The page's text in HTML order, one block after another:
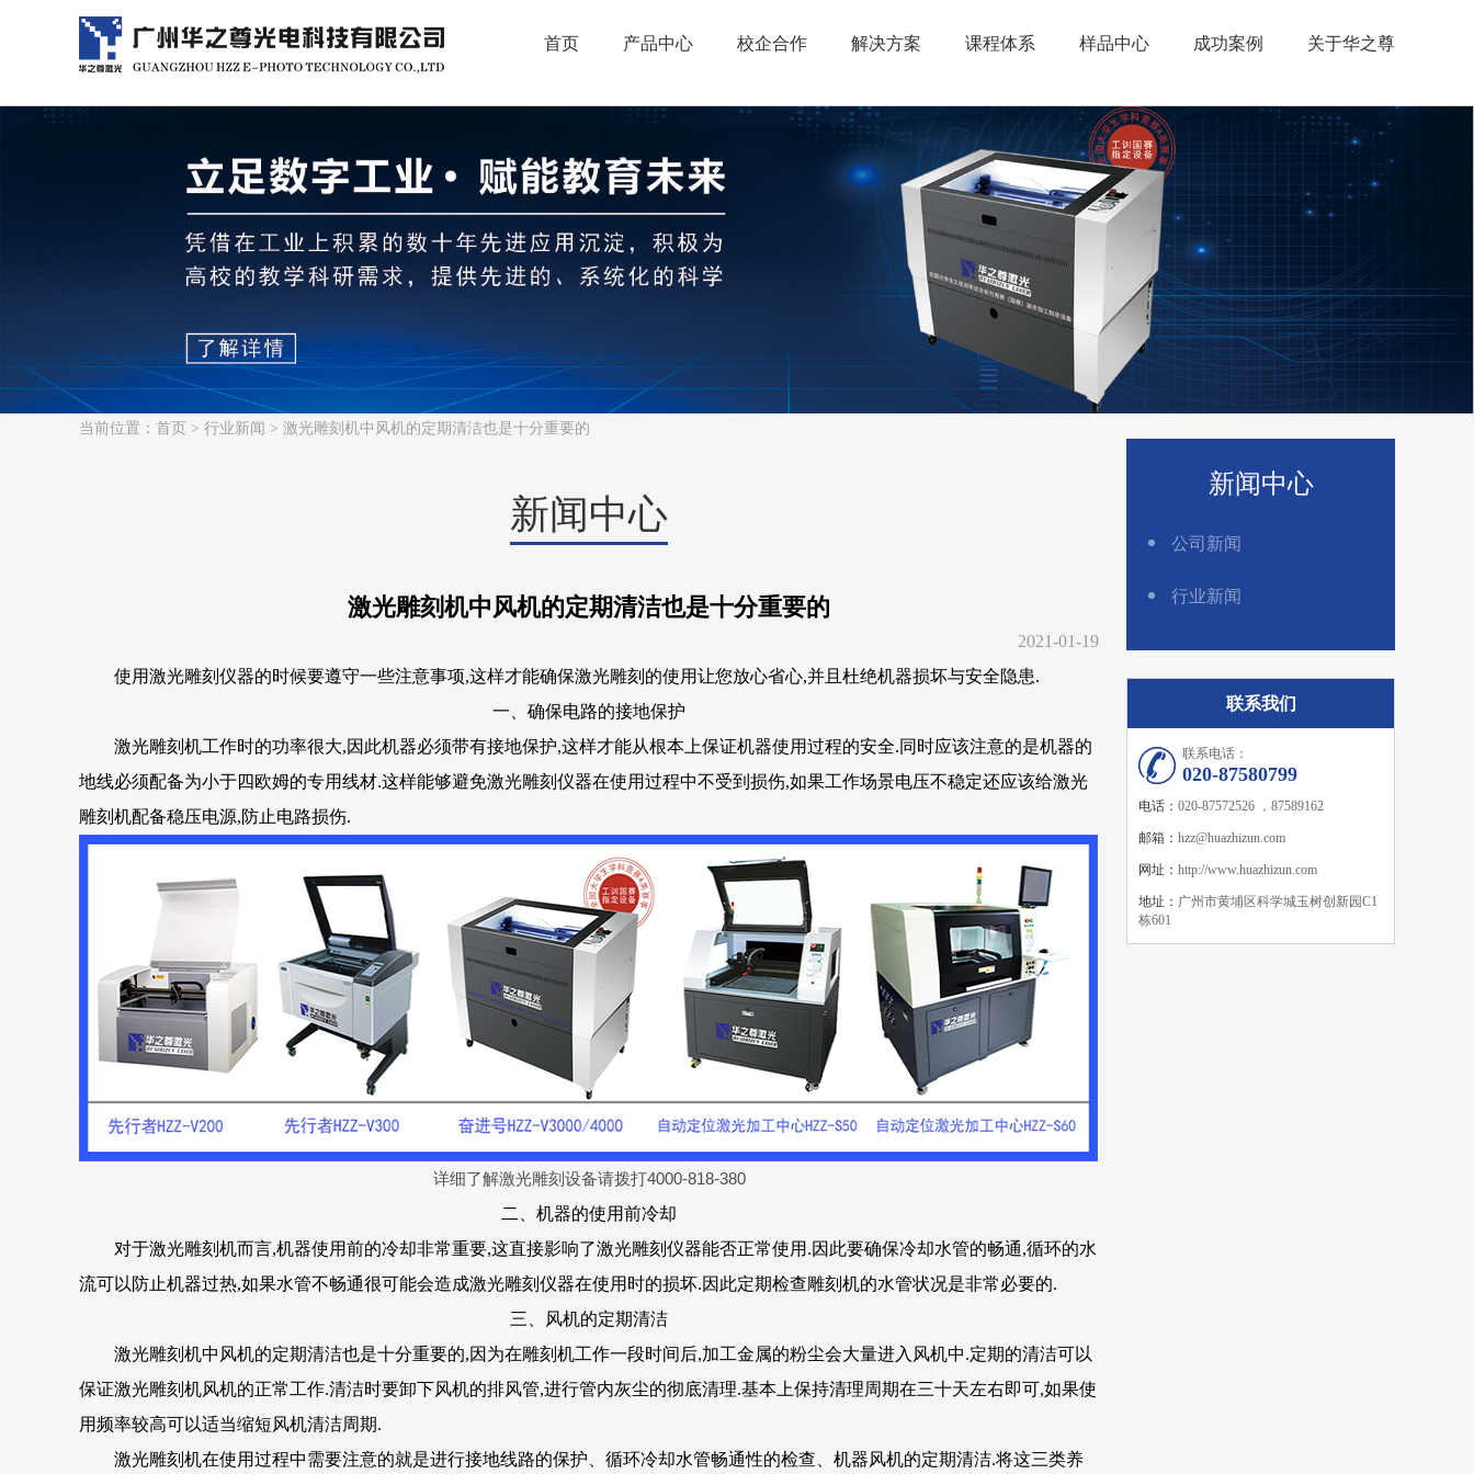
首页 产品中心 校企合作 解决方案 课程体系 样品中心 成功案例 关于华之尊
当前位置： 首页 > 行业新闻 > 激光雕刻机中风机的定期清洁也是十分重要的
新闻中心
激光雕刻机中风机的定期清洁也是十分重要的
2021-01-19
使用激光雕刻仪器的时候要遵守一些注意事项,这样才能确保激光雕刻的使用让您放心省心,并且杜绝机器损坏与安全隐患.
一、确保电路的接地保护
激光雕刻机工作时的功率很大,因此机器必须带有接地保护,这样才能从根本上保证机器使用过程的安全.同时应该注意的是机器的
地线必须配备为小于四欧姆的专用线材.这样能够避免激光雕刻仪器在使用过程中不受到损伤,如果工作场景电压不稳定还应该给激光
雕刻机配备稳压电源,防止电路损伤.
详细了解激光雕刻设备请拨打4000-818-380
二、机器的使用前冷却
对于激光雕刻机而言,机器使用前的冷却非常重要,这直接影响了激光雕刻仪器能否正常使用.因此要确保冷却水管的畅通,循环的水
流可以防止机器过热,如果水管不畅通很可能会造成激光雕刻仪器在使用时的损坏.因此定期检查雕刻机的水管状况是非常必要的.
三、风机的定期清洁
激光雕刻机中风机的定期清洁也是十分重要的,因为在雕刻机工作一段时间后,加工金属的粉尘会大量进入风机中.定期的清洁可以
保证激光雕刻机风机的正常工作.清洁时要卸下风机的排风管,进行管内灰尘的彻底清理.基本上保持清理周期在三十天左右即可,如果使
用频率较高可以适当缩短风机清洁周期.
激光雕刻机在使用过程中需要注意的就是进行接地线路的保护、循环冷却水管畅通性的检查、机器风机的定期清洁.将这三类养
新闻中心
公司新闻
行业新闻
联系我们
联系电话：
020-87580799
电话： 020-87572526 ，87589162
邮箱： hzz@huazhizun.com
网址： http://www.huazhizun.com
地址： 广州市黄埔区科学城玉树创新园C1
栋601